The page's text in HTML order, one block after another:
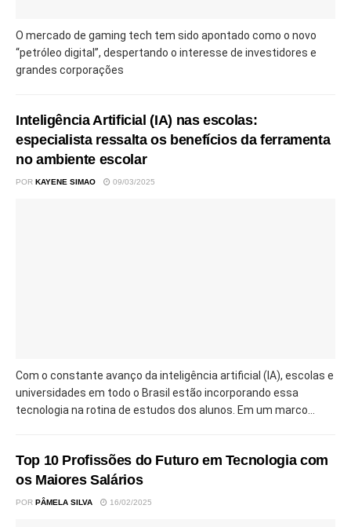
O mercado de gaming tech tem sido apontado como o novo
“petróleo digital”, despertando o interesse de investidores e
grandes corporações
Inteligência Artificial (IA) nas escolas:
especialista ressalta os benefícios da ferramenta
no ambiente escolar
POR KAYENE SIMAO 09/03/2025
Com o constante avanço da inteligência artificial (IA), escolas e
universidades em todo o Brasil estão incorporando essa
tecnologia na rotina de estudos dos alunos. Em um marco...
Top 10 Profissões do Futuro em Tecnologia com
os Maiores Salários
POR PÂMELA SILVA 16/02/2025